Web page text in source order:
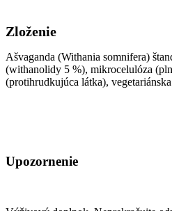
Zloženie
Ašvaganda (Withania somnifera)
(withanolidy 5 %), mikrocelulóza
(protihrudkujúca látka),
Upozornenie